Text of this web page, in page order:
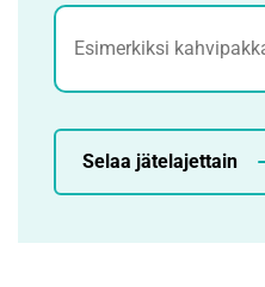
Jätehaku
Selaa jätelajettain